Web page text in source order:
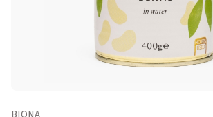
BIONA